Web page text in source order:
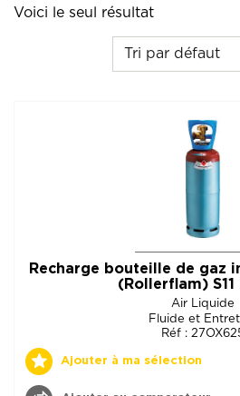
Voici le seul résultat
Recharge bouteille de gaz
(Rollerflam) S11
Air Liquide
Fluide et
Réf :
Ajouter à ma sélection